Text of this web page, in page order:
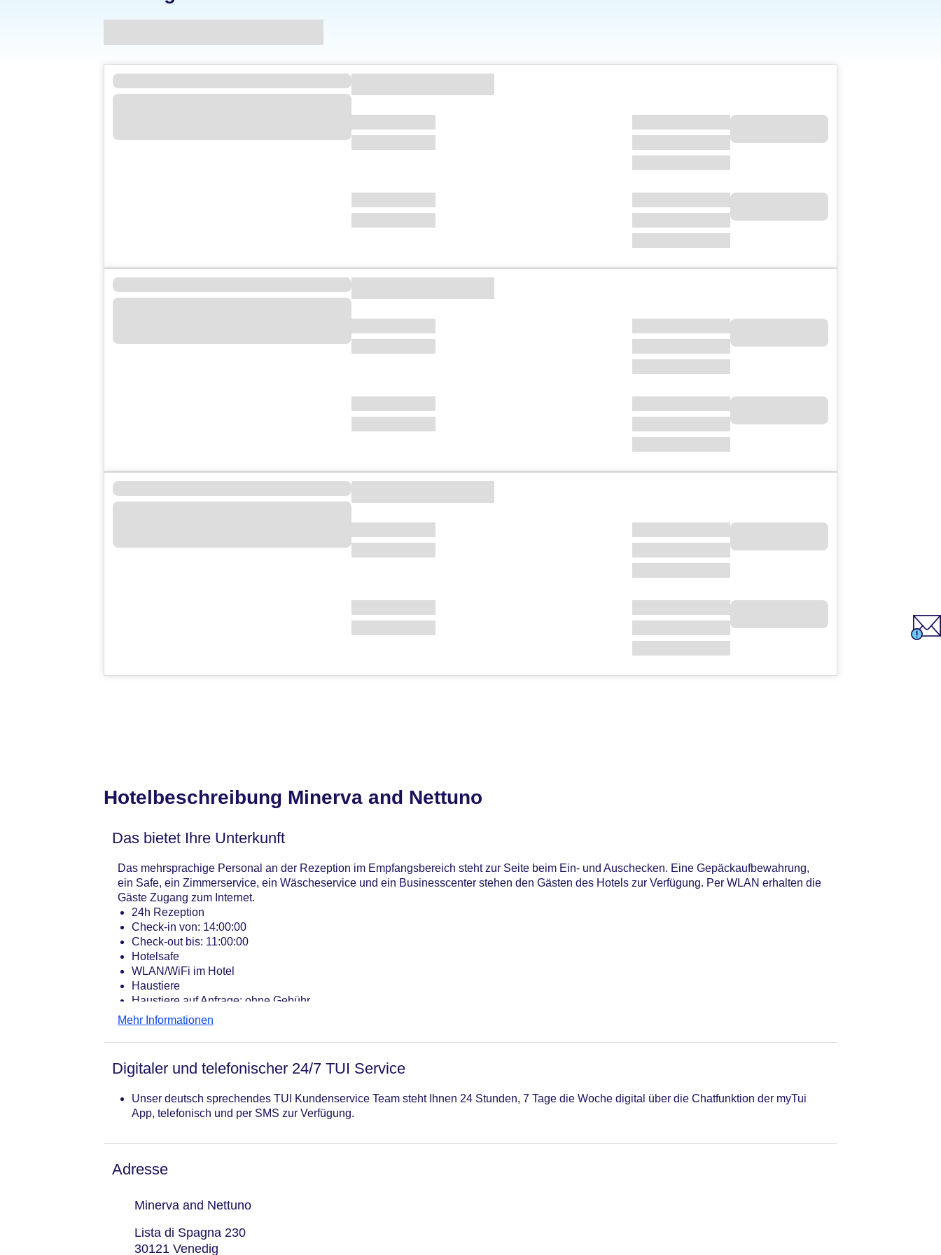
Hotelbeschreibung Minerva and Nettuno
Das bietet Ihre Unterkunft
Das mehrsprachige Personal an der Rezeption im Empfangsbereich steht zur Seite beim Ein- und Auschecken. Eine Gepäckaufbewahrung,
ein Safe, ein Zimmerservice, ein Wäscheservice und ein Businesscenter stehen den Gästen des Hotels zur Verfügung. Per WLAN erhalten die
Gäste Zugang zum Internet.
24h Rezeption
Check-in von: 14:00:00
Check-out bis: 11:00:00
Hotelsafe
WLAN/WiFi im Hotel
Haustiere
Haustiere auf Anfrage: ohne Gebühr
Zimmerservice
Zahlungsarten: American Express, EC Maestro, Visa
Mehr Informationen
Digitaler und telefonischer 24/7 TUI Service
Unser deutsch sprechendes TUI Kundenservice Team steht Ihnen 24 Stunden, 7 Tage die Woche digital über die Chatfunktion der myTui
App, telefonisch und per SMS zur Verfügung.
Adresse
Minerva and Nettuno
Lista di Spagna 230
30121 Venedig